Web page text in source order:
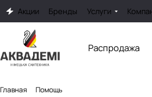
Акции Бренды Услуги
Распродажа
Главная Помощь